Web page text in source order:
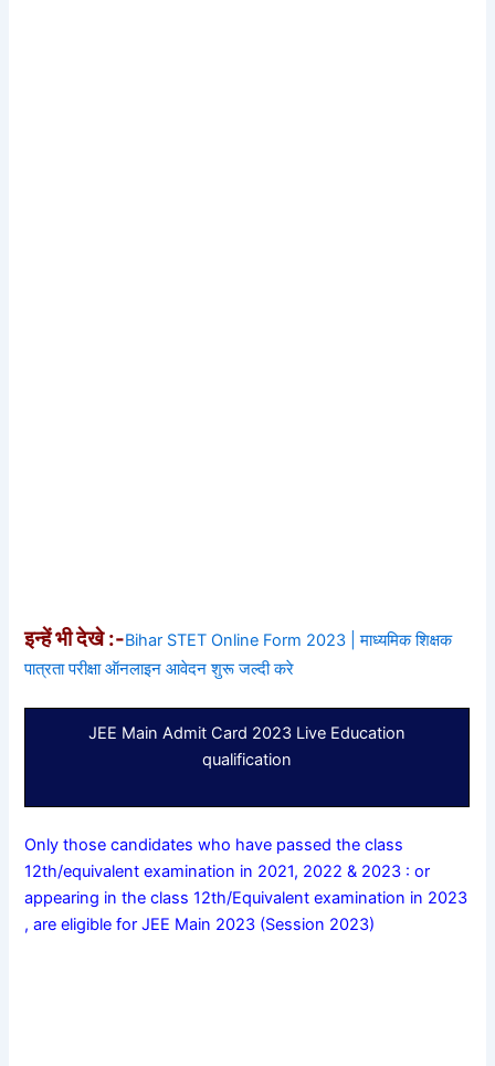
इन्हें भी देखे :-Bihar STET Online Form 2023 | माध्यमिक शिक्षक
पात्रता परीक्षा ऑनलाइन आवेदन शुरू जल्दी करे
JEE Main Admit Card 2023 Live Education
qualification
Only those candidates who have passed the class
12th/equivalent examination in 2021, 2022 & 2023 : or
appearing in the class 12th/Equivalent examination in 2023
, are eligible for JEE Main 2023 (Session 2023)